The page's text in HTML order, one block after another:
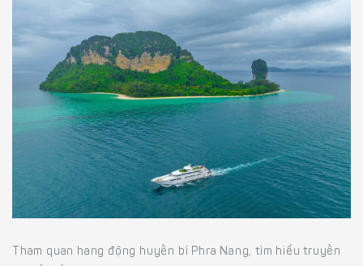
Tham quan hang động huyền bí Phra Nang, tìm hiểu truyền